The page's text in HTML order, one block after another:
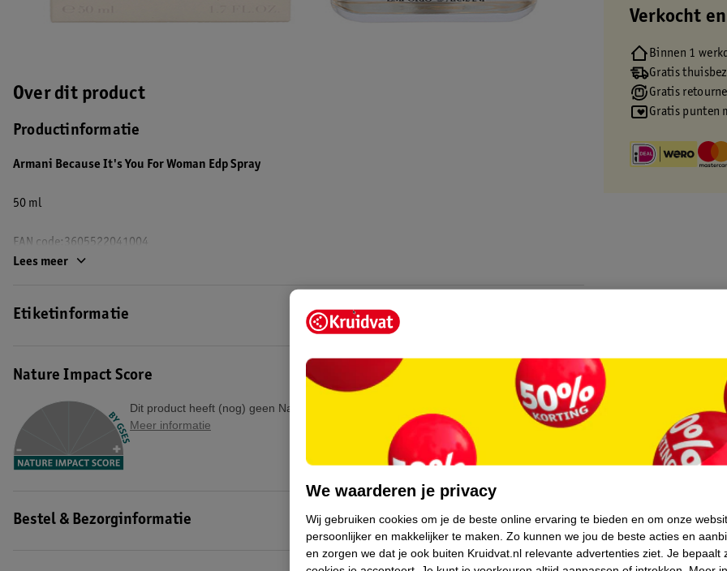
Over dit product
Productinformatie
Armani Because It's You For Woman Edp Spray
50 ml
EAN code:3605522041004
Lees meer
Etiketinformatie
Nature Impact Score
Dit product heeft (nog) geen Nature Impact Score.
Meer informatie
Bestel & Bezorginformatie
Verkocht
Binnen 1
Gratis
Gratis
Gratis punten
We waarderen je privacy
Wij gebruiken cookies om je de beste online ervaring te bieden en om onze
persoonlijker en makkelijker te maken. Zo kunnen we jou de beste acties en
en zorgen we dat je ook buiten Kruidvat.nl relevante advertenties ziet. Je bepaalt